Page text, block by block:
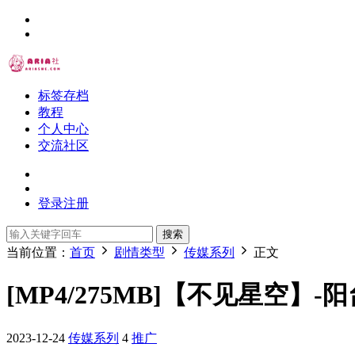
标签存档
教程
个人中心
交流社区
登录注册
搜索
当前位置： 首页 剧情类型 传媒系列 正文
[MP4/275MB]【不见星空】-阳
2023-12-24 传媒系列 4 推广